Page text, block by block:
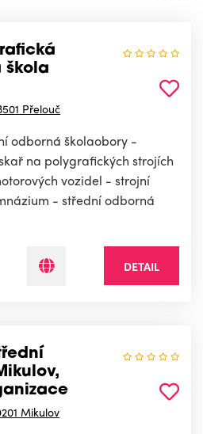
škola
Přelouč
odborná školaobory -
na polygrafických strojích
vozidel - strojní
- střední odborná
DETAIL
Mikulov